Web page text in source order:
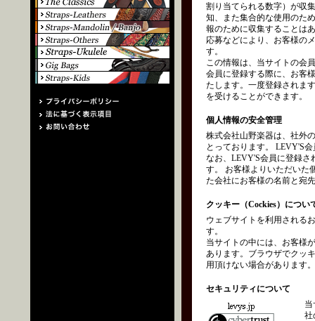
割り当てられる数字）が収
知、また集合的な使用のた
報のために収集することは
応募などにより、お客様の
す。
この情報は、当サイトの会
会員に登録する際に、お客
たします。一度登録されま
を受けることができます。
個人情報の安全管理
株式会社山野楽器は、社外
とっております。 LEVY'S
なお、LEVY'S会員に登録さ
す。 お客様よりいただいた
た会社にお客様の名前と宛
クッキー（Cockies）につい
ウェブサイトを利用される
す。
当サイトの中には、お客様
あります。ブラウザでクッ
用頂けない場合があります。
セキュリティについて
社